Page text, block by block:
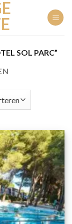
SOL PARC”